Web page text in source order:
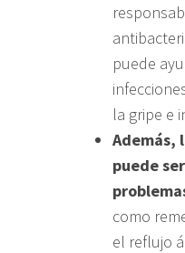
puede
la gripe e
Además,
puede
como
el reflujo